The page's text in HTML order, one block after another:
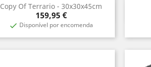
Copy Of Terrario - 30x30x45cm
Prix
159,95 €
 Disponível por encomenda
Aperçu rapide